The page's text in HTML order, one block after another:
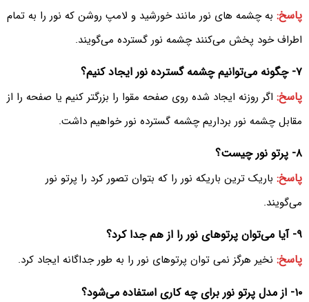
پاسخ: به چشمه های نور مانند خورشید و لامپ روشن که نور را به تمام
اطراف خود پخش می‌کنند چشمه نور گسترده می‌گویند.
۷- چگونه می‌توانیم چشمه گسترده نور ایجاد کنیم؟
پاسخ: اگر روزنه ایجاد شده روی صفحه مقوا را بزرگتر کنیم یا صفحه را از
مقابل چشمه نور برداریم چشمه گسترده نور خواهیم داشت.
۸- پرتو نور چیست؟
پاسخ: باریک ترین باریکه نور را که بتوان تصور کرد را پرتو نور
می‌گویند.
۹- آیا می‌توان پرتوهای نور را از هم جدا کرد؟
پاسخ: نخیر هرگز نمی توان پرتوهای نور را به طور جداگانه ایجاد کرد.
۱۰- از مدل پرتو نور برای چه کاری استفاده می‌شود؟